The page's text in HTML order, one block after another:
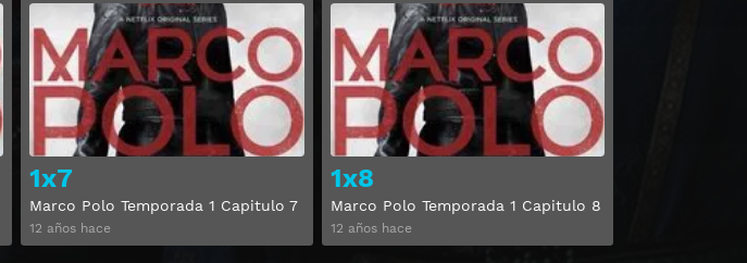
1x7
Marco Polo Temporada 1 Capitulo 7
12 años hace
1x8
Marco Polo Temporada 1 Capitulo 8
12 años hace